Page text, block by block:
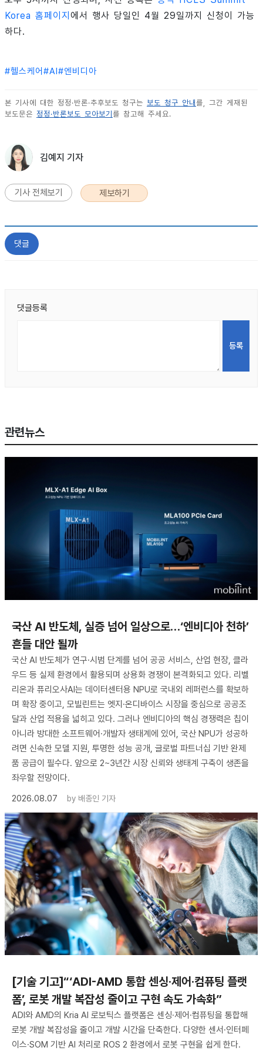
Korea 홈페이지 에서 행사 당일인 4월 29일까지 신청이 가능
하다.
#헬스케어 #AI#엔비디아
본 기사에 대한 정정·반론·추후보도 청구는 보도 청구 안내 를, 그간 게재된
보도문은 정정·반론보도 모아보기 를 참고해 주세요.
김예지 기자
기사 전체보기 제보하기
댓글
댓글등록
관련뉴스
국산 AI 반도체, 실증 넘어 일상으로…‘엔비디아 천하’
흔들 대안 될까
국산 AI 반도체가 연구·시범 단계를 넘어 공공 서비스, 산업 현장, 클라
우드 등 실제 환경에서 활용되며 상용화 경쟁이 본격화되고 있다. 리벨
리온과 퓨리오사AI는 데이터센터용 NPU로 국내외 레퍼런스를 확보하
며 확장 중이고, 모빌린트는 엣지·온디바이스 시장을 중심으로 공공조
달과 산업 적용을 넓히고 있다. 그러나 엔비디아의 핵심 경쟁력은 칩이
아니라 방대한 소프트웨어·개발자 생태계에 있어, 국산 NPU가 성공하
려면 신속한 모델 지원, 투명한 성능 공개, 글로벌 파트너십 기반 완제
품 공급이 필수다. 앞으로 2~3년간 시장 신뢰와 생태계 구축이 생존을
좌우할 전망이다.
2026.08.07
by 배종인 기자
[기술 기고]“‘ADI-AMD 통합 센싱·제어·컴퓨팅 플랫
폼’, 로봇 개발 복잡성 줄이고 구현 속도 가속화”
ADI와 AMD의 Kria AI 로보틱스 플랫폼은 센싱·제어·컴퓨팅을 통합해
로봇 개발 복잡성을 줄이고 개발 시간을 단축한다. 다양한 센서·인터페
이스·SOM 기반 AI 처리로 ROS 2 환경에서 로봇 구현을 쉽게 한다.